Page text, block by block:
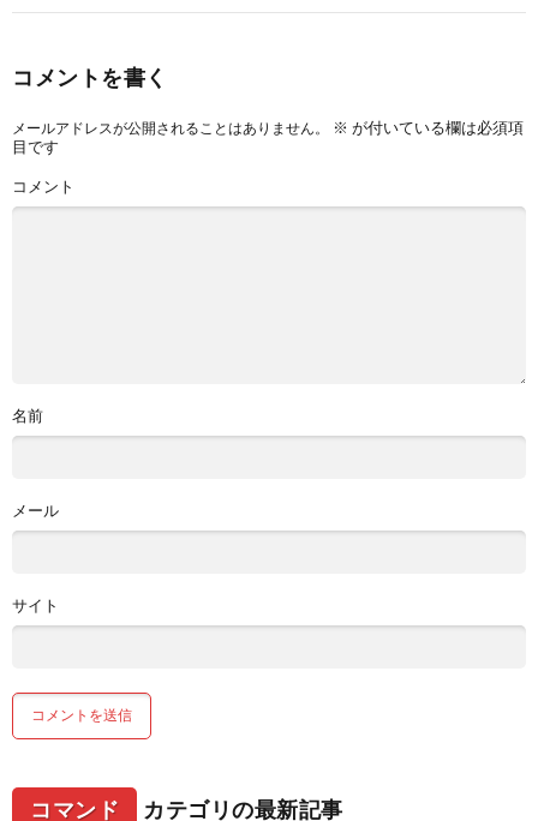
コメントを書く
メールアドレスが公開されることはありません。 ※ が付いている欄は必須項
目です
コメント
名前
メール
サイト
コマンド カテゴリの最新記事